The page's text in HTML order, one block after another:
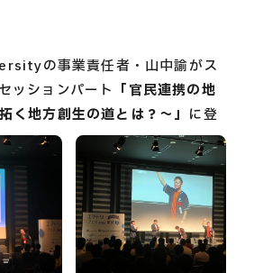
の事業責任者・山中諭がス
ッションパート 「官民連携の地
く地方創生の道とは？〜」 に登